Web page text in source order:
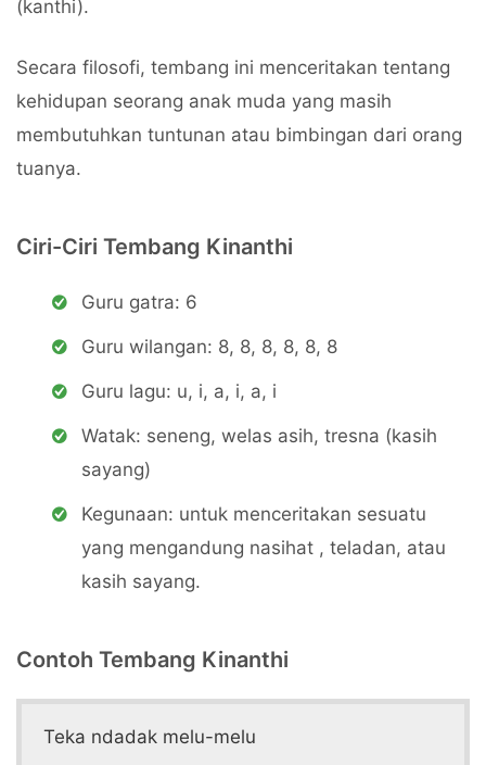
(kanthi).
Secara filosofi, tembang ini menceritakan tentang
kehidupan seorang anak muda yang masih
membutuhkan tuntunan atau bimbingan dari orang
tuanya.
Ciri-Ciri Tembang Kinanthi
Guru gatra: 6
Guru wilangan: 8, 8, 8, 8, 8, 8
Guru lagu: u, i, a, i, a, i
Watak: seneng, welas asih, tresna (kasih
sayang)
Kegunaan: untuk menceritakan sesuatu
yang mengandung nasihat , teladan, atau
kasih sayang.
Contoh Tembang Kinanthi
Teka ndadak melu-melu